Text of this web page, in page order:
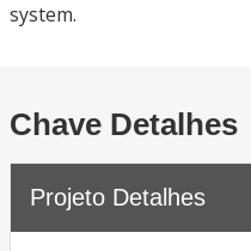
system.
Chave Detalhes
Projeto Detalhes